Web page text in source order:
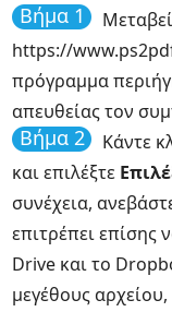
Βήμα 1
https://
πρόγραμμα
απευθείας τον
Βήμα 2 Κάντε
και επιλέξτε
συνέχεια,
επιτρέπει επίσης
Drive και το
μεγέθους